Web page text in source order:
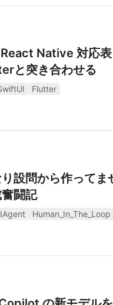
Native 対応
と突き合わせる
Flutter
設問から作って
闘記
Human_In_The_Loop